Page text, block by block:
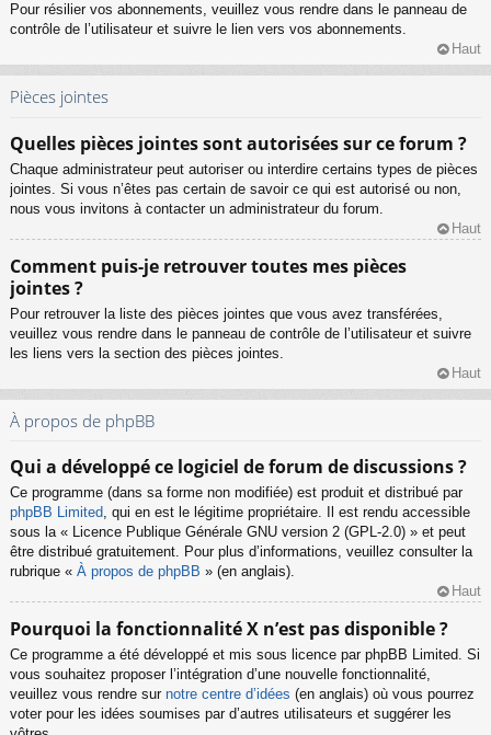
Pour résilier vos abonnements, veuillez vous rendre dans le panneau de
contrôle de l’utilisateur et suivre le lien vers vos abonnements.
Haut
Pièces jointes
Quelles pièces jointes sont autorisées sur ce forum ?
Chaque administrateur peut autoriser ou interdire certains types de pièces
jointes. Si vous n’êtes pas certain de savoir ce qui est autorisé ou non,
nous vous invitons à contacter un administrateur du forum.
Haut
Comment puis-je retrouver toutes mes pièces
jointes ?
Pour retrouver la liste des pièces jointes que vous avez transférées,
veuillez vous rendre dans le panneau de contrôle de l’utilisateur et suivre
les liens vers la section des pièces jointes.
Haut
À propos de phpBB
Qui a développé ce logiciel de forum de discussions ?
Ce programme (dans sa forme non modifiée) est produit et distribué par
phpBB Limited, qui en est le légitime propriétaire. Il est rendu accessible
sous la « Licence Publique Générale GNU version 2 (GPL-2.0) » et peut
être distribué gratuitement. Pour plus d’informations, veuillez consulter la
rubrique « À propos de phpBB » (en anglais).
Haut
Pourquoi la fonctionnalité X n’est pas disponible ?
Ce programme a été développé et mis sous licence par phpBB Limited. Si
vous souhaitez proposer l’intégration d’une nouvelle fonctionnalité,
veuillez vous rendre sur notre centre d’idées (en anglais) où vous pourrez
voter pour les idées soumises par d’autres utilisateurs et suggérer les